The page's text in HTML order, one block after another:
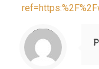
Notice
: Trying to access array offset on value of type null in
/home/misioner/public_html/padresblancos/themes/betheme/includes/content-single.php
on line
286